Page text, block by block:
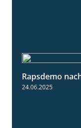
Rapsdemo
24.06.2025